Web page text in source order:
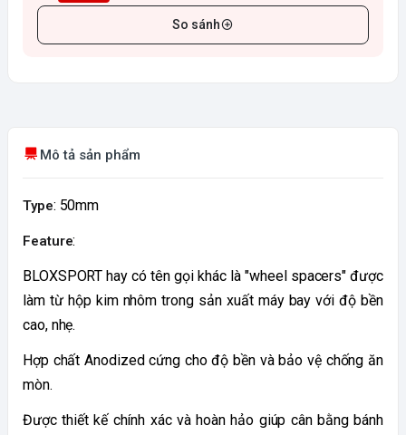
So sánh
Mô tả sản phẩm
Type: 50mm
Feature:
BLOXSPORT hay có tên gọi khác là "wheel spacers" được
làm từ hộp kim nhôm trong sản xuất máy bay với độ bền
cao, nhẹ.
Hợp chất Anodized cứng cho độ bền và bảo vệ chống ăn
mòn.
Được thiết kế chính xác và hoàn hảo giúp cân bằng bánh